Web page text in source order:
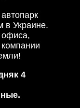
в Украине.
офиса,
компании
4